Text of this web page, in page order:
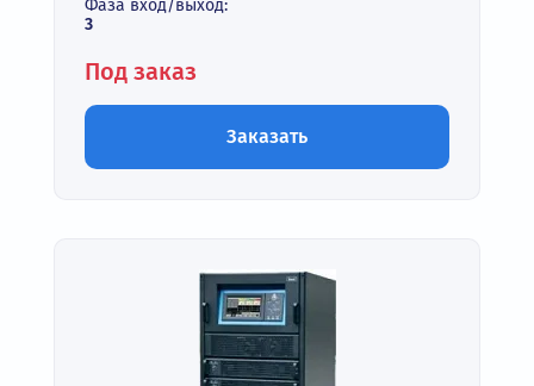
Фаза вход/выход:
3
Под заказ
Заказать